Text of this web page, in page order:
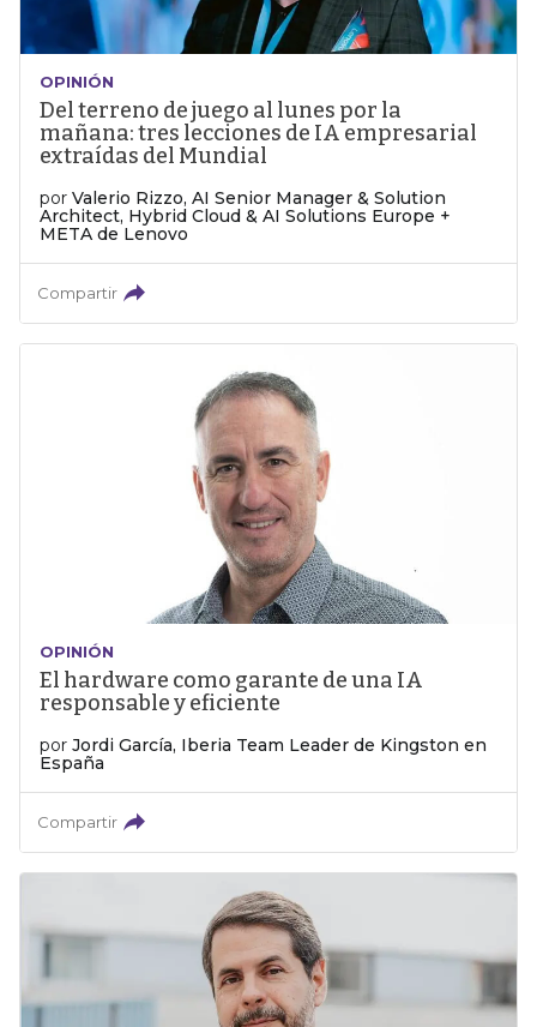
OPINIÓN
Del terreno de juego al lunes por la
mañana: tres lecciones de IA empresarial
extraídas del Mundial
por Valerio Rizzo, AI Senior Manager & Solution
Architect, Hybrid Cloud & AI Solutions Europe +
META de Lenovo
Compartir
OPINIÓN
El hardware como garante de una IA
responsable y eficiente
por Jordi García, Iberia Team Leader de Kingston en
España
Compartir